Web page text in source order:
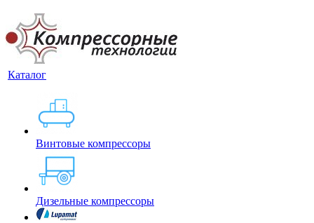
Каталог
Винтовые компрессоры
Дизельные компрессоры